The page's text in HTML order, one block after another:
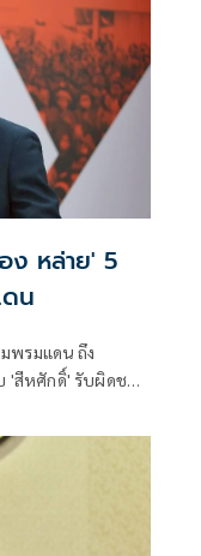
ง หล่าย' 5
น
พรมแดน ถึง
สีหศักดิ์' รับผิดชอบ